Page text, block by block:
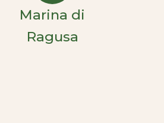
Marina di
Ragusa